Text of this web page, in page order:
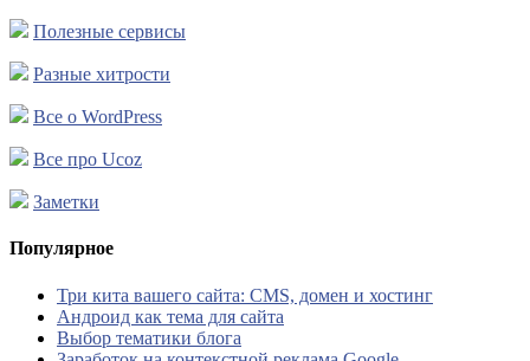
Полезные сервисы
Разные хитрости
Все о WordPress
Все про Ucoz
Заметки
Популярное
Три кита вашего сайта: CMS, домен и хостинг
Андроид как тема для сайта
Выбор тематики блога